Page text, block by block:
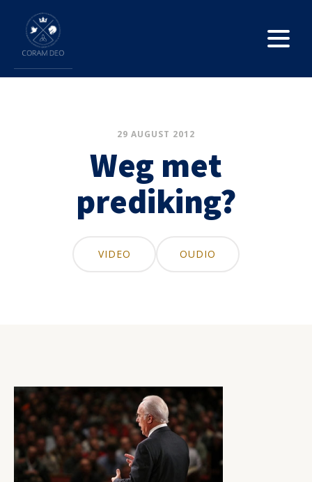
29 AUGUST 2012
Weg met
prediking?
VIDEO OUDIO